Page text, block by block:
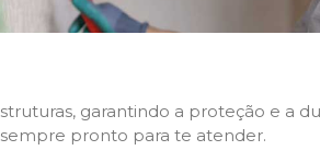
garantindo a proteção e a
pronto para te atender.